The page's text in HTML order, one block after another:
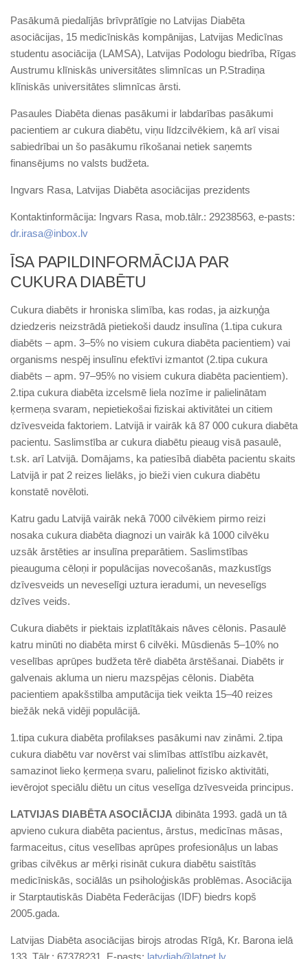
Pasākumā piedalījās brīvprātīgie no Latvijas Diabēta
asociācijas, 15 medicīniskās kompānijas, Latvijas Medicīnas
studentu asociācija (LAMSA), Latvijas Podologu biedrība, Rīgas
Austrumu klīniskās universitātes slimnīcas un P.Stradiņa
klīniskās universitātes slimnīcas ārsti.
Pasaules Diabēta dienas pasākumi ir labdarības pasākumi
pacientiem ar cukura diabētu, viņu līdzcilvēkiem, kā arī visai
sabiedrībai un šo pasākumu rīkošanai netiek saņemts
finansējums no valsts budžeta.
Ingvars Rasa, Latvijas Diabēta asociācijas prezidents
Kontaktinformācija: Ingvars Rasa, mob.tālr.: 29238563, e-pasts:
dr.irasa@inbox.lv
ĪSA PAPILDINFORMĀCIJA PAR
CUKURA DIABĒTU
Cukura diabēts ir hroniska slimība, kas rodas, ja aizkuņģa
dziedzeris neizstrādā pietiekoši daudz insulīna (1.tipa cukura
diabēts – apm. 3–5% no visiem cukura diabēta pacientiem) vai
organisms nespēj insulīnu efektīvi izmantot (2.tipa cukura
diabēts – apm. 97–95% no visiem cukura diabēta pacientiem).
2.tipa cukura diabēta izcelsmē liela nozīme ir palielinātam
ķermeņa svaram, nepietiekošai fiziskai aktivitātei un citiem
dzīvesveida faktoriem. Latvijā ir vairāk kā 87 000 cukura diabēta
pacientu. Saslimstība ar cukura diabētu pieaug visā pasaulē,
t.sk. arī Latvijā. Domājams, ka patiesībā diabēta pacientu skaits
Latvijā ir pat 2 reizes lielāks, jo bieži vien cukura diabētu
konstatē novēloti.
Katru gadu Latvijā vairāk nekā 7000 cilvēkiem pirmo reizi
nosaka cukura diabēta diagnozi un vairāk kā 1000 cilvēku
uzsāk ārstēties ar insulīna preparātiem. Saslimstības
pieauguma cēloņi ir populācijas novecošanās, mazkustīgs
dzīvesveids un neveselīgi uztura ieradumi, un neveselīgs
dzīves veids.
Cukura diabēts ir piektais izplatītākais nāves cēlonis. Pasaulē
katru minūti no diabēta mirst 6 cilvēki. Mūsdienās 5–10% no
veselības aprūpes budžeta tērē diabēta ārstēšanai. Diabēts ir
galvenais akluma un nieru mazspējas cēlonis. Diabēta
pacientiem apakšstilba amputācija tiek veikta 15–40 reizes
biežāk nekā vidēji populācijā.
1.tipa cukura diabēta profilakses pasākumi nav zināmi. 2.tipa
cukura diabētu var novērst vai slimības attīstību aizkavēt,
samazinot lieko ķermeņa svaru, palielinot fizisko aktivitāti,
ievērojot speciālu diētu un citus veselīga dzīvesveida principus.
LATVIJAS DIABĒTA ASOCIĀCIJA dibināta 1993. gadā un tā
apvieno cukura diabēta pacientus, ārstus, medicīnas māsas,
farmaceitus, citus veselības aprūpes profesionāļus un labas
gribas cilvēkus ar mērķi risināt cukura diabētu saistītās
medicīniskās, sociālās un psiholoģiskās problēmas. Asociācija
ir Starptautiskās Diabēta Federācijas (IDF) biedrs kopš
2005.gada.
Latvijas Diabēta asociācijas birojs atrodas Rīgā, Kr. Barona ielā
133. Tālr.: 67378231. E-pasts: latvdiab@latnet.lv.